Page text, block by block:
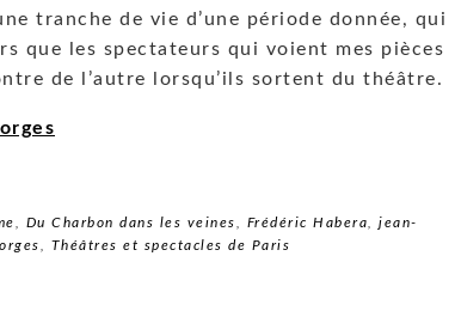
tranche de vie d’une période donnée, qui
que les spectateurs qui voient mes pièces
de l’autre lorsqu’ils sortent du théâtre.
Du Charbon dans les veines Frédéric Habera
jean-
Théâtres et spectacles de Paris